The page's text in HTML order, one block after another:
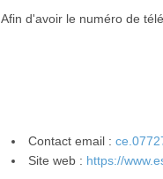
Afin d'avoir le numéro de
Contact email :
Site web : https://